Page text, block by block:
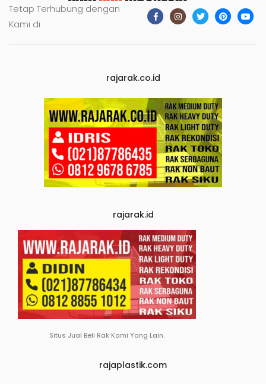
Tetap Terhubung dengan
Kami di
rajarak.co.id
rajarak.id
Situs Jual Beli Rak Kami Yang Lain.
rajaplastik.com